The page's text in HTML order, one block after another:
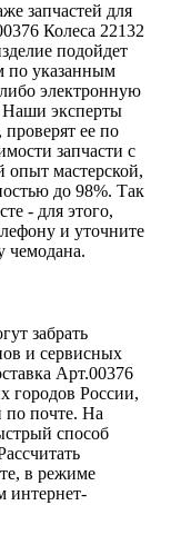
запчастей для
Колеса 22132
подойдет
по указанным
электронную
Наши эксперты
ее по
запчасти с
опыт мастерской,
до 98%. Так
- для этого,
и уточните
чемодана.
забрать
и сервисных
Арт.00376
городов России,
по почте. На
способ
в режиме
интернет-